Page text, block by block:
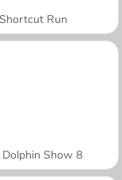
Shortcut Run
Dolphin Show 8